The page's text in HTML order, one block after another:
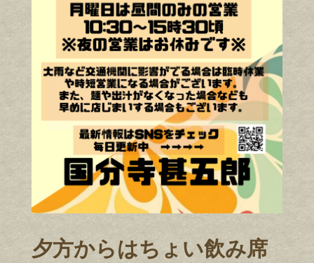
夕方からはちょい飲み席